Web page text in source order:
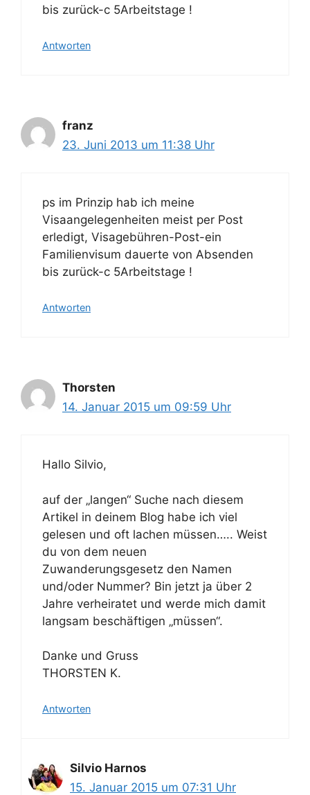
bis zurück-c 5Arbeitstage !
Antworten
franz
23. Juni 2013 um 11:38 Uhr
ps im Prinzip hab ich meine
Visaangelegenheiten meist per Post
erledigt, Visagebühren-Post-ein
Familienvisum dauerte von Absenden
bis zurück-c 5Arbeitstage !
Antworten
Thorsten
14. Januar 2015 um 09:59 Uhr
Hallo Silvio,
auf der „langen“ Suche nach diesem
Artikel in deinem Blog habe ich viel
gelesen und oft lachen müssen….. Weist
du von dem neuen
Zuwanderungsgesetz den Namen
und/oder Nummer? Bin jetzt ja über 2
Jahre verheiratet und werde mich damit
langsam beschäftigen „müssen“.
Danke und Gruss
THORSTEN K.
Antworten
Silvio Harnos
15. Januar 2015 um 07:31 Uhr